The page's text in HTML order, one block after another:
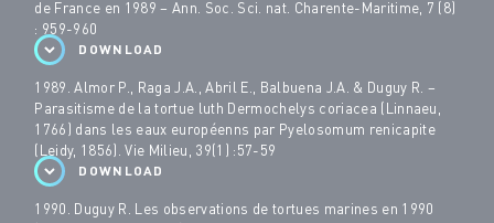
de France en 1989 – Ann. Soc. Sci. nat. Charente-Maritime, 7 (8)
: 959-960
DOWNLOAD
1989. Almor P., Raga J.A., Abril E., Balbuena J.A. & Duguy R. –
Parasitisme de la tortue luth Dermochelys coriacea (Linnaeu,
1766) dans les eaux européenns par Pyelosomum renicapite
(Leidy, 1856). Vie Milieu, 39(1) :57-59
DOWNLOAD
1990. Duguy R. Les observations de tortues marines en 1990